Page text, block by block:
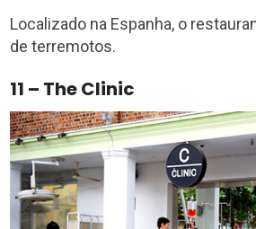
Localizado na Espanha, o
de terremotos.
11 – The Clinic